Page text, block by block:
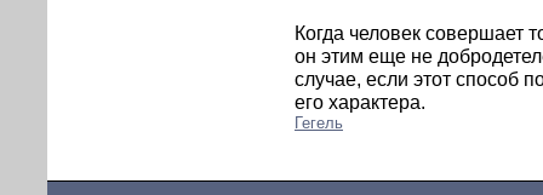
Когда человек совершает
он этим еще не
случае, если этот способ
его характера.
Гегель